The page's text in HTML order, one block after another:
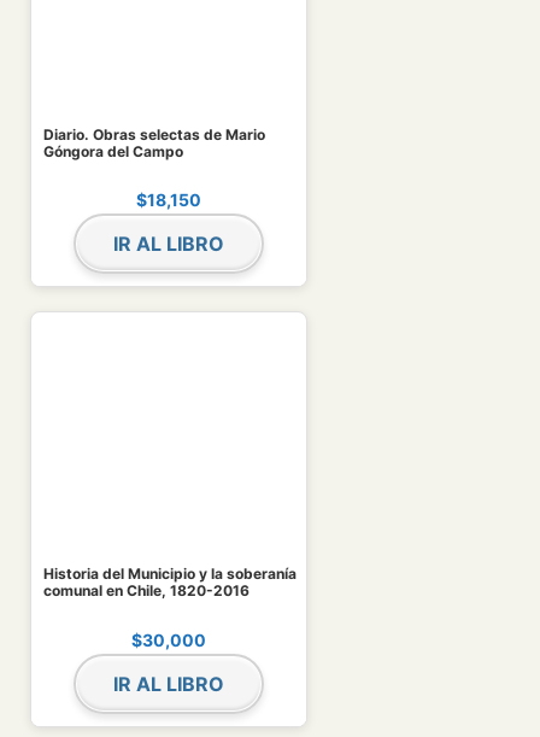
Diario. Obras selectas de Mario
Góngora del Campo
$18,150
IR AL LIBRO
Historia del Municipio y la soberanía
comunal en Chile, 1820-2016
$30,000
IR AL LIBRO